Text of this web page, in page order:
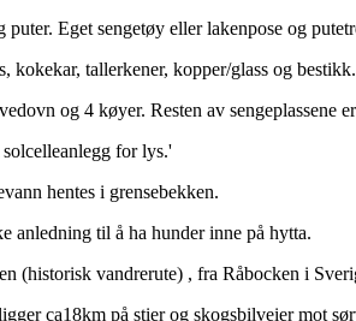
Eget sengetøy eller lakenpose og
kokekar, tallerkener, kopper/glass og
og 4 køyer. Resten av sengeplassene
for lys.'
hentes i grensebekken.
anledning til å ha hunder inne på hytta.
(historisk vandrerute) , fra Råbocken i
ca18km på stier og skogsbilveier mot